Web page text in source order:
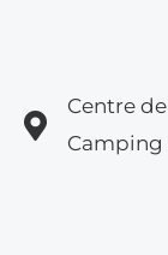
Centre
Camping